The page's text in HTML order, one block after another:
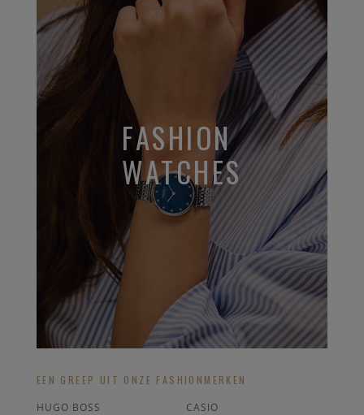
FASHION
WATCHES
EEN GREEP UIT ONZE FASHIONMERKEN
HUGO BOSS
CASIO